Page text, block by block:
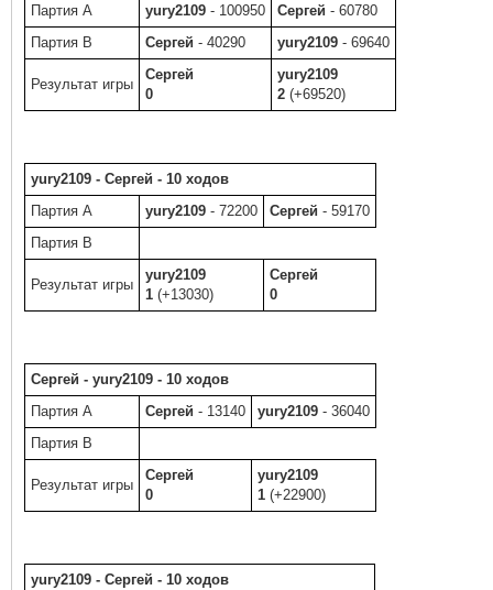
Партия A
yury2109 - 100950 Сергей - 60780
Партия B
Сергей - 40290 yury2109 - 69640
Результат игры
Сергей
0
yury2109
2 (+69520)
yury2109 - Сергей - 10 ходов
Партия A
yury2109 - 72200 Сергей - 59170
Партия B
Результат игры
yury2109
1 (+13030)
Сергей
0
Сергей - yury2109 - 10 ходов
Партия A
Сергей - 13140 yury2109 - 36040
Партия B
Результат игры
Сергей
0
yury2109
1 (+22900)
yury2109 - Сергей - 10 ходов